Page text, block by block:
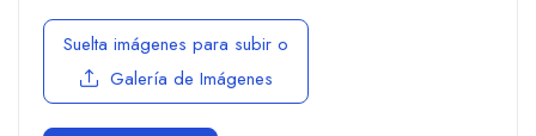
Suelta imágenes para subir o
Galería de Imágenes